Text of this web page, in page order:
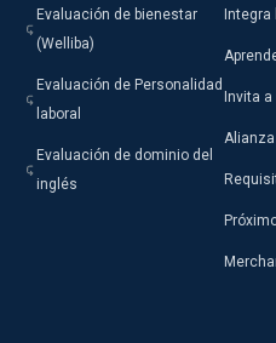
Evaluación de bienestar
(Welliba)
Evaluación de Personalidad
laboral
Evaluación de dominio del
inglés
Integra
Invita